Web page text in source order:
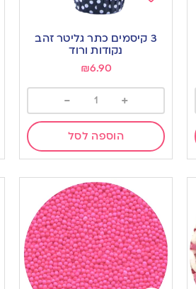
to
wishlist
3 קיסמים כתר גליטר זהב
נקודות ורוד
₪6.90
+
-
הוספה לסל